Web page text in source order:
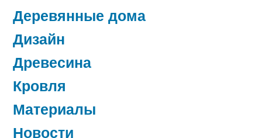
Деревянные дома
Дизайн
Древесина
Кровля
Материалы
Новости